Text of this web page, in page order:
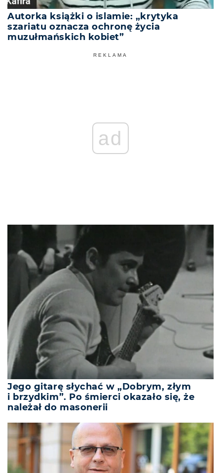
Autorka książki o islamie: „krytyka
szariatu oznacza ochronę życia
muzułmańskich kobiet”
REKLAMA
ad
Jego gitarę słychać w „Dobrym, złym
i brzydkim”. Po śmierci okazało się, że
należał do masonerii